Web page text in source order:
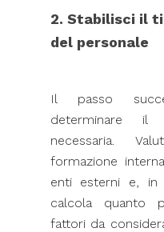
2. Stabilisci il
del personale
Il passo
determinare
necessaria.
formazione
enti esterni e, in
calcola quanto
fattori da